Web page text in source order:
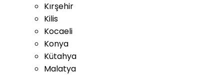
Kırşehir
Kilis
Kocaeli
Konya
Kütahya
Malatya